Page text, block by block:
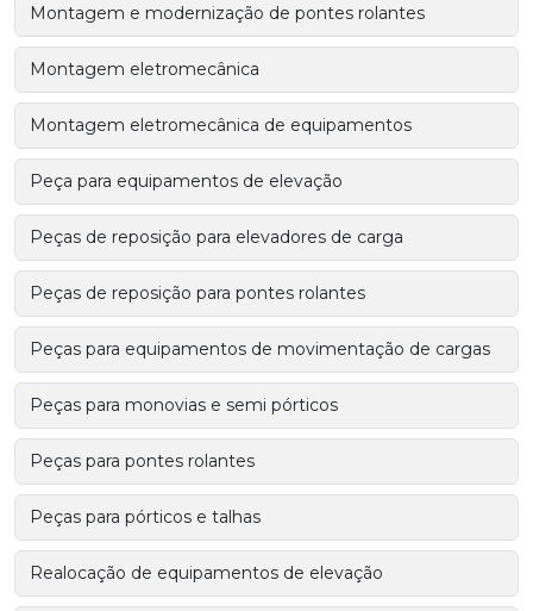
Montagem e modernização de pontes rolantes
Montagem eletromecânica
Montagem eletromecânica de equipamentos
Peça para equipamentos de elevação
Peças de reposição para elevadores de carga
Peças de reposição para pontes rolantes
Peças para equipamentos de movimentação de cargas
Peças para monovias e semi pórticos
Peças para pontes rolantes
Peças para pórticos e talhas
Realocação de equipamentos de elevação